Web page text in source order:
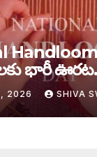
భారీ
2026 SHIVA